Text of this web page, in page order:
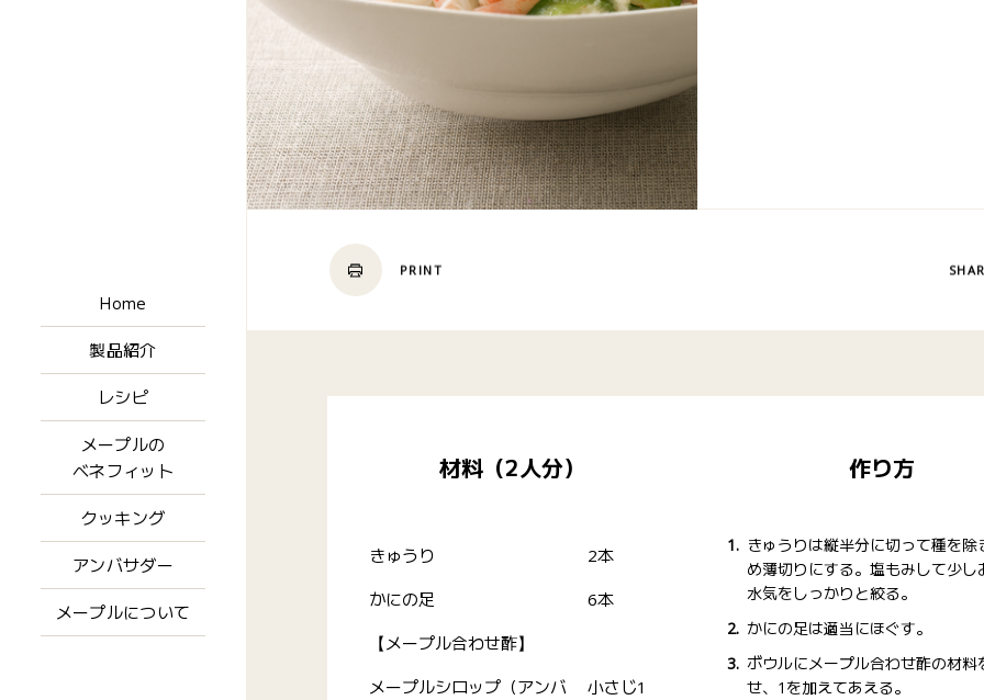
Home
製品紹介
レシピ
メープルの
ベネフィット
クッキング
アンバサダー
メープルについて
PRINT
材料（2人分）
きゅうり
2本
かにの足
6本
【メープル合わせ酢】
メープルシロップ（アンバ
小さじ1
作り方
きゅうりは縦半分に切って種を除
め薄切りにする。塩もみして少し
水気をしっかりと絞る。
かにの足は適当にほぐす。
ボウルにメープル合わせ酢の材料
せ、1を加えてあえる。